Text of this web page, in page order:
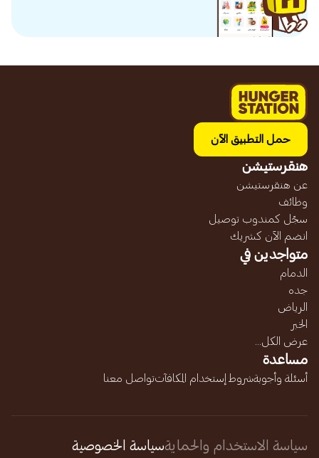
حمل التطبيق الآن
هنقرستيشن
عن هنقرستيشن
وظائف
سجّل كمندوب توصيل
انضم الآن كشريك
متواجدين في
الدمام
جده
الرياض
الخبر
عرض الكل...
مساعدة
أسئلة وأجوبةشروط إستخدام المكافآتتواصل معنا
سياسة الاستخدام والحمايةسياسة الخصوصية